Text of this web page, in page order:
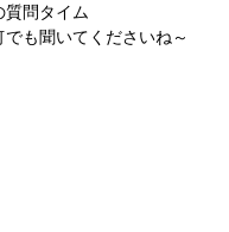
問タイム
も聞いてくださいね～